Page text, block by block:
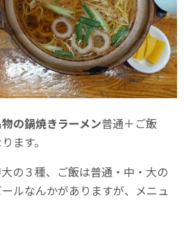
の鍋焼きラーメン普通＋ご飯
ます。
の３種、ご飯は普通・中・大の
ルなんかがありますが、メニュ